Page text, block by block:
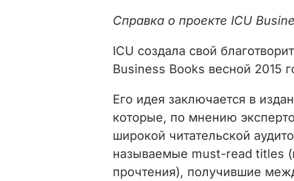
Справка о проекте ICU
ICU создала свой
Business Books весной 2015
Его идея заключается в
которые, по мнению
широкой читательской
называемые must-read titles
прочтения), получившие